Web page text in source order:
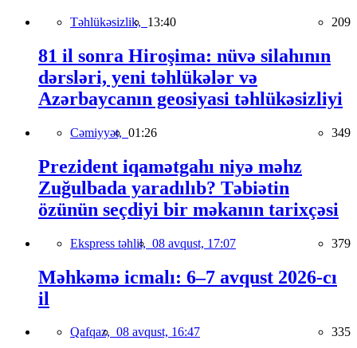
Təhlükəsizlik, 13:40 209
81 il sonra Hiroşima: nüvə silahının
dərsləri, yeni təhlükələr və
Azərbaycanın geosiyasi təhlükəsizliyi
Cəmiyyət, 01:26 349
Prezident iqamətgahı niyə məhz
Zuğulbada yaradılıb? Təbiətin
özünün seçdiyi bir məkanın tarixçəsi
Ekspress təhlil, 08 avqust, 17:07 379
Məhkəmə icmalı: 6–7 avqust 2026-cı
il
Qafqaz, 08 avqust, 16:47 335